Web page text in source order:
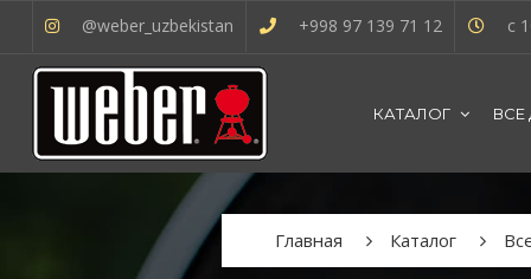
@weber_uzbekistan +998 97 139 71 12 с
КАТАЛОГ
Главная Каталог